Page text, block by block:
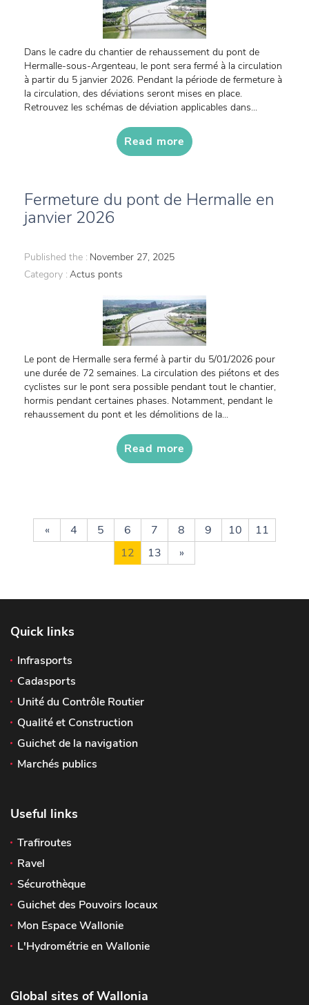
Dans le cadre du chantier de rehaussement du pont de
Hermalle-sous-Argenteau, le pont sera fermé à la circulation
à partir du 5 janvier 2026. Pendant la période de fermeture à
la circulation, des déviations seront mises en place.
Retrouvez les schémas de déviation applicables dans...
Read more
Fermeture du pont de Hermalle en
janvier 2026
Published the : November 27, 2025
Category : Actus ponts
Le pont de Hermalle sera fermé à partir du 5/01/2026 pour
une durée de 72 semaines. La circulation des piétons et des
cyclistes sur le pont sera possible pendant tout le chantier,
hormis pendant certaines phases. Notamment, pendant le
rehaussement du pont et les démolitions de la...
Read more
« 4 5 6 7 8 9 10
11
12
13 »
Quick links
Infrasports
Cadasports
Unité du Contrôle Routier
Qualité et Construction
Guichet de la navigation
Marchés publics
Useful links
Trafiroutes
Ravel
Sécurothèque
Guichet des Pouvoirs locaux
Mon Espace Wallonie
L'Hydrométrie en Wallonie
Global sites of Wallonia